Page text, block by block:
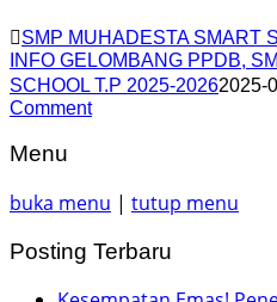
SMP MUHADESTA SMART
INFO GELOMBANG PPDB,
SCHOOL T.P 2025-20262025-
Comment
Menu
buka menu | tutup menu
Posting Terbaru